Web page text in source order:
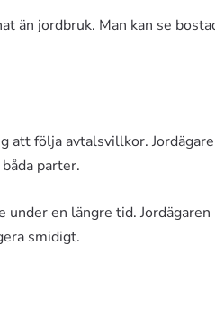
än jordbruk. Man kan se
följa avtalsvillkor.
parter.
en längre tid. Jordägaren
smidigt.